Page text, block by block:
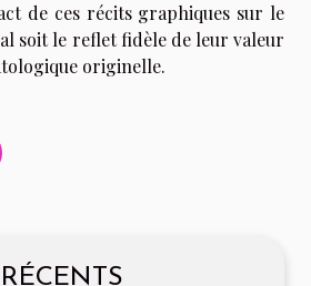
RÉCENTS
de ces récits graphiques sur le
soit le reflet fidèle de leur valeur
originelle.